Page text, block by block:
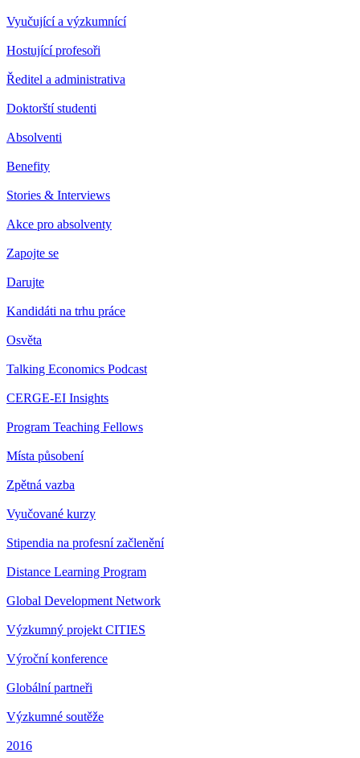
Vyučující a výzkumnící
Hostující profesoři
Ředitel a administrativa
Doktorští studenti
Absolventi
Benefity
Stories & Interviews
Akce pro absolventy
Zapojte se
Darujte
Kandidáti na trhu práce
Osvěta
Talking Economics Podcast
CERGE-EI Insights
Program Teaching Fellows
Místa působení
Zpětná vazba
Vyučované kurzy
Stipendia na profesní začlenění
Distance Learning Program
Global Development Network
Výzkumný projekt CITIES
Výroční konference
Globální partneři
Výzkumné soutěže
2016